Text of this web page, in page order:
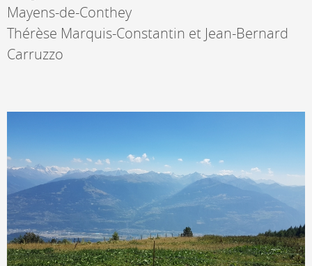
Mayens-de-Conthey
Thérèse Marquis-Constantin et Jean-Bernard
Carruzzo